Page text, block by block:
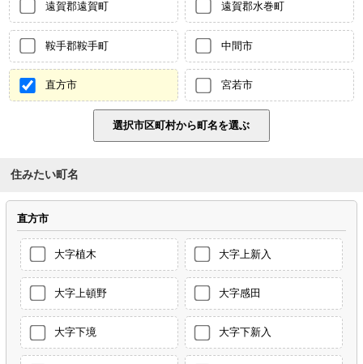
遠賀郡遠賀町 遠賀郡水巻町
鞍手郡鞍手町 中間市
直方市 宮若市
住みたい町名
直方市
大字植木 大字上新入
大字上頓野 大字感田
大字下境 大字下新入